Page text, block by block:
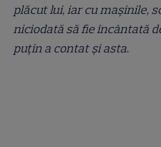
plăcut lui, iar cu maşinile,
niciodată să fie încântată
puţin a contat şi asta.